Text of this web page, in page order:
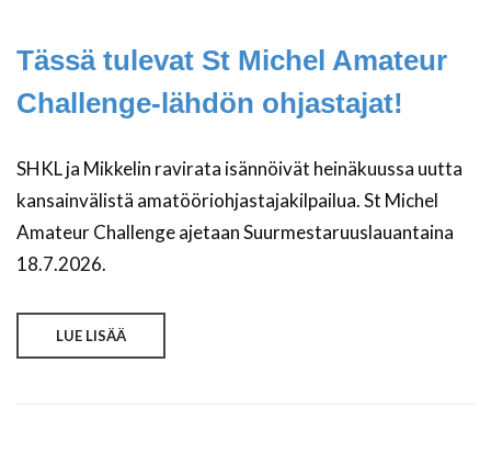
Tässä tulevat St Michel Amateur
Challenge-lähdön ohjastajat!
SHKL ja Mikkelin ravirata isännöivät heinäkuussa uutta
kansainvälistä amatööriohjastajakilpailua. St Michel
Amateur Challenge ajetaan Suurmestaruuslauantaina
18.7.2026.
LUE LISÄÄ